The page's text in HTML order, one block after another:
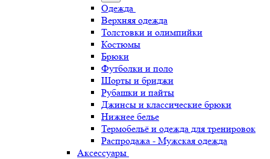
Одежда
Верхняя одежда
Толстовки и олимпийки
Костюмы
Брюки
Футболки и поло
Шорты и бриджи
Рубашки и пайты
Джинсы и классические брюки
Нижнее белье
Термобельё и одежда для тренировок
Распродажа - Мужская одежда
Аксессуары